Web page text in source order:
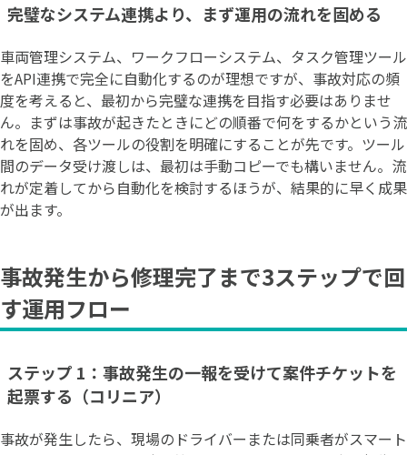
完璧なシステム連携より、まず運用の流れを固める
車両管理システム、ワークフローシステム、タスク管理ツール
をAPI連携で完全に自動化するのが理想ですが、事故対応の頻
度を考えると、最初から完璧な連携を目指す必要はありませ
ん。まずは事故が起きたときにどの順番で何をするかという流
れを固め、各ツールの役割を明確にすることが先です。ツール
間のデータ受け渡しは、最初は手動コピーでも構いません。流
れが定着してから自動化を検討するほうが、結果的に早く成果
が出ます。
事故発生から修理完了まで3ステップで回
す運用フロー
ステップ 1：事故発生の一報を受けて案件チケットを
起票する（コリニア）
事故が発生したら、現場のドライバーまたは同乗者がスマート